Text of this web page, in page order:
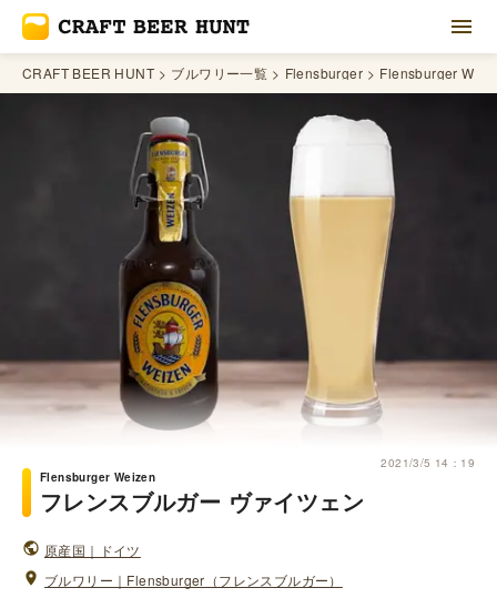
CRAFT BEER HUNT ブルワリー一覧 Flensburger Flensburger
2021/3/5 14：19
Flensburger Weizen
フレンスブルガー ヴァイツェン
原産国｜ドイツ
ブルワリー｜Flensburger（フレンスブルガー）